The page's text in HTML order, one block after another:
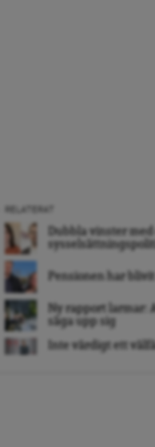
Dubbla vinster
Pensionen har
Ny rapport larmar:
säga upp sig
Inte värdigt ett